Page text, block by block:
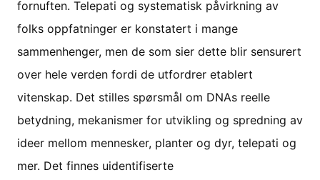
fornuften. Telepati og systematisk påvirkning av
folks oppfatninger er konstatert i mange
sammenhenger, men de som sier dette blir sensurert
over hele verden fordi de utfordrer etablert
vitenskap. Det stilles spørsmål om DNAs reelle
betydning, mekanismer for utvikling og spredning av
ideer mellom mennesker, planter og dyr, telepati og
mer. Det finnes uidentifiserte